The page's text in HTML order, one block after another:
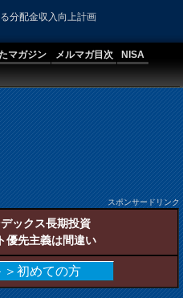
分配金収入向上計画
マガジン メルマガ目次
NISA
スポンサードリンク
ックス長期投資
優先主義は間違い
＞初めての方